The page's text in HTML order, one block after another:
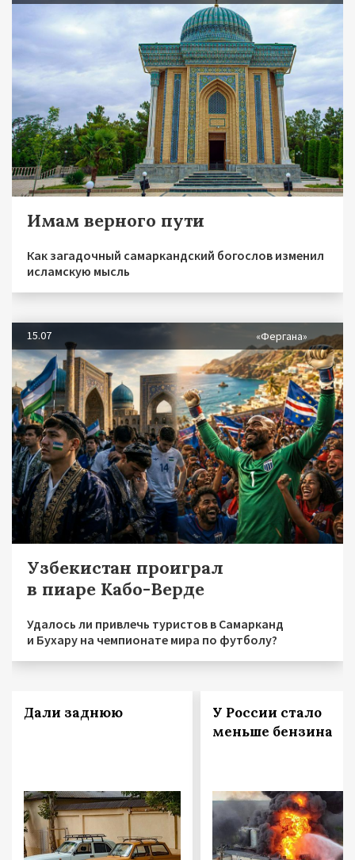
Имам верного пути
Как загадочный самаркандский богослов изменил
исламскую мысль
15.07 «Фергана»
Узбекистан проиграл
в пиаре Кабо-Верде
Удалось ли привлечь туристов в Самарканд
и Бухару на чемпионате мира по футболу?
Дали заднюю
У России стало
меньше бензина